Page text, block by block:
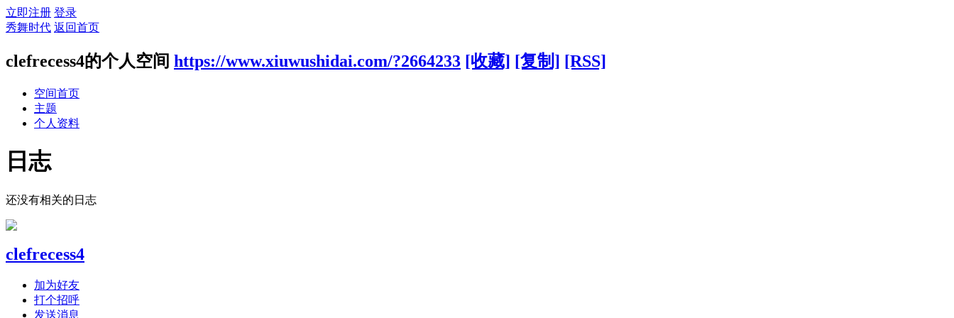
立即注册 登录
秀舞时代 返回首页
clefrecess4的个人空间 https://www.xiuwushidai.com/?2664233 [收藏] [复制] [RSS]
空间首页
主题
个人资料
日志
还没有相关的日志
clefrecess4
加为好友
打个招呼
发送消息